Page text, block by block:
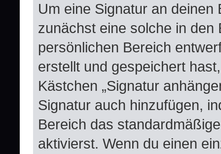
Um eine Signatur an
zunächst eine solche in den
persönlichen Bereich
erstellt und gespeichert
Kästchen „Signatur
Signatur auch hinzufügen,
Bereich das
aktivierst. Wenn du einen